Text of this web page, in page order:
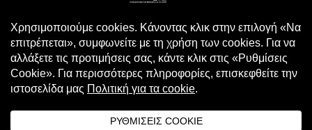
© 2025 FEDE CUCINE
. All Rights
Reserved
ALPHA DESIGNERS
Compare (0)